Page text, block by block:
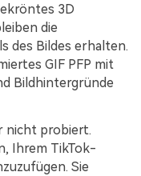
3D
die
des Bildes erhalten.
GIF PFP mit
Bildhintergründe
nicht probiert.
Ihrem TikTok-
Sie